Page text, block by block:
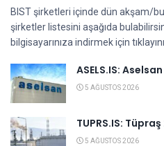
BIST şirketleri içinde dün akşam/
şirketler listesini aşağıda
bilgisayarınıza indirmek için
ASELS.IS:
5 AĞUSTOS 2026
TUPRS.IS:
5 AĞUSTOS 2026